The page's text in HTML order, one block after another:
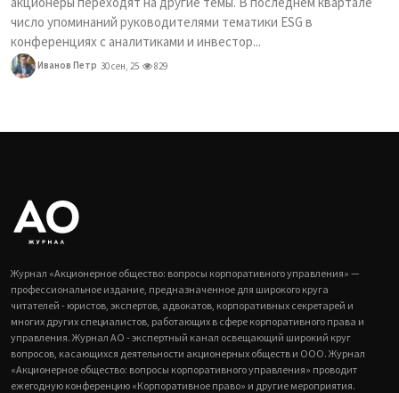
число упоминаний руководителями тематики ESG в
конференциях с аналитиками и инвестор...
Иванов Петр 30 сен, 25 829
Журнал «Акционерное общество: вопросы корпоративного управления» —
профессиональное издание, предназначенное для широкого круга
читателей - юристов, экспертов, адвокатов, корпоративных секретарей и
многих других специалистов, работающих в сфере корпоративного права и
управления. Журнал АО - экспертный канал освещающий широкий круг
вопросов, касающихся деятельности акционерных обществ и ООО. Журнал
«Акционерное общество: вопросы корпоративного управления» проводит
ежегодную конференцию «Корпоративное право» и другие мероприятия.